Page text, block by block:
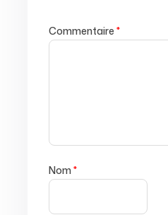
Commentaire *
Nom*